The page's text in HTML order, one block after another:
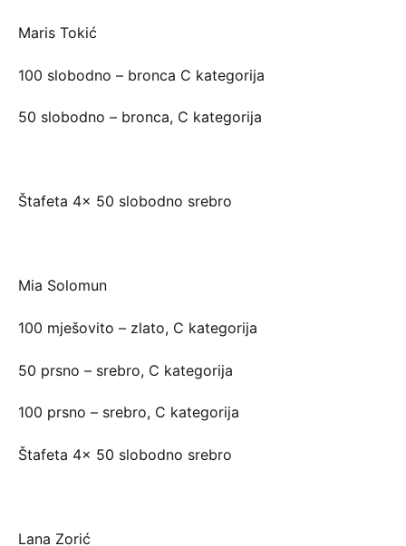
Maris Tokić
100 slobodno – bronca C kategorija
50 slobodno – bronca, C kategorija
Štafeta 4× 50 slobodno srebro
Mia Solomun
100 mješovito – zlato, C kategorija
50 prsno – srebro, C kategorija
100 prsno – srebro, C kategorija
Štafeta 4× 50 slobodno srebro
Lana Zorić